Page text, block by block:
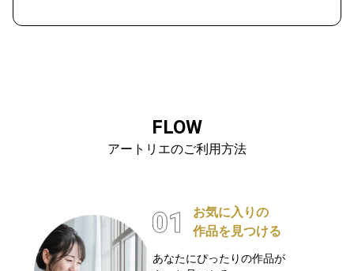
FLOW
アートリエのご利用方法
お気に入りの
作品を見つける
あなたにぴったりの作品が